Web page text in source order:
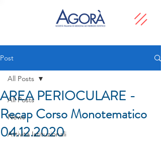
Post
All Posts
News
Attività Istituzionali
All Posts
AREA PERIOCULARE -
Recap Corso Monotematico
04.12.2020